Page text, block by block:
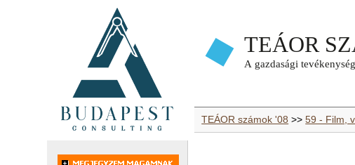
TEÁOR számok '08 >>59 - Film,